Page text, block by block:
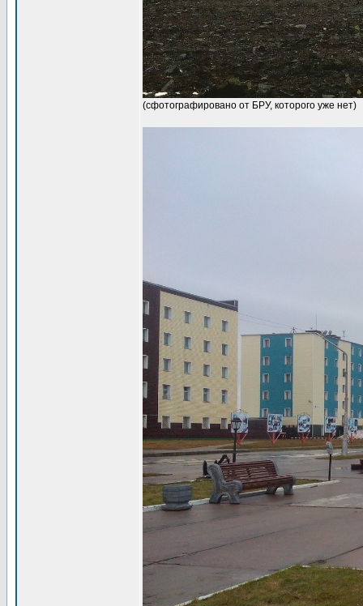
(сфотографировано от БРУ, которого уже нет)